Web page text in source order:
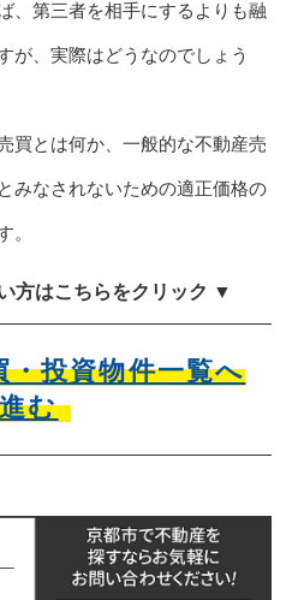
、第三者を相手にするよりも融
が、実際はどうなのでしょう
買とは何か、一般的な不動産売
みなされないための適正価格の
。
方はこちらをクリック ▼
・投資物件一覧へ
進む